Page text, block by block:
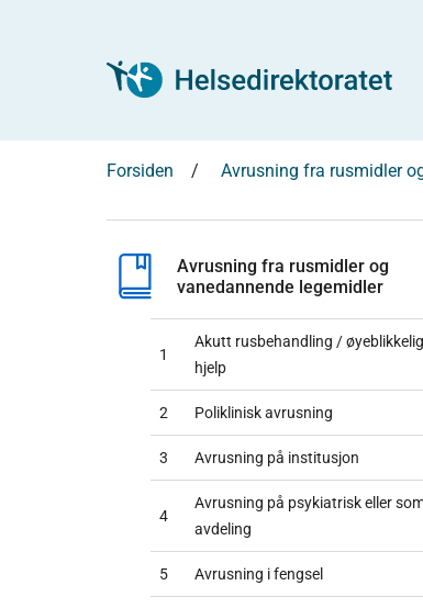
Forsiden Avrusning fra rusmidler
Avrusning fra rusmidler og
vanedannende legemidler
1
Akutt rusbehandling / øyeblikkelig
hjelp
2 Poliklinisk avrusning
3 Avrusning på institusjon
4
Avrusning på psykiatrisk eller
avdeling
5 Avrusning i fengsel